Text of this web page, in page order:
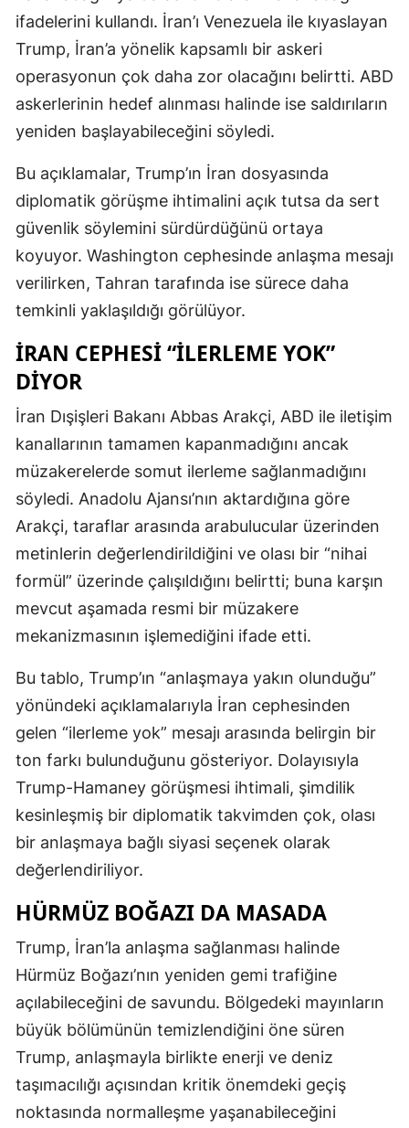
ifadelerini kullandı. İran’ı Venezuela ile kıyaslayan
Trump, İran’a yönelik kapsamlı bir askeri
operasyonun çok daha zor olacağını belirtti. ABD
askerlerinin hedef alınması halinde ise saldırıların
yeniden başlayabileceğini söyledi.
Bu açıklamalar, Trump’ın İran dosyasında
diplomatik görüşme ihtimalini açık tutsa da sert
güvenlik söylemini sürdürdüğünü ortaya
koyuyor. Washington cephesinde anlaşma mesajı
verilirken, Tahran tarafında ise sürece daha
temkinli yaklaşıldığı görülüyor.
İRAN CEPHESI “ILERLEME YOK”
DIYOR
İran Dışişleri Bakanı Abbas Arakçi, ABD ile iletişim
kanallarının tamamen kapanmadığını ancak
müzakerelerde somut ilerleme sağlanmadığını
söyledi. Anadolu Ajansı’nın aktardığına göre
Arakçi, taraflar arasında arabulucular üzerinden
metinlerin değerlendirildiğini ve olası bir “nihai
formül” üzerinde çalışıldığını belirtti; buna karşın
mevcut aşamada resmi bir müzakere
mekanizmasının işlemediğini ifade etti.
Bu tablo, Trump’ın “anlaşmaya yakın olunduğu”
yönündeki açıklamalarıyla İran cephesinden
gelen “ilerleme yok” mesajı arasında belirgin bir
ton farkı bulunduğunu gösteriyor. Dolayısıyla
Trump-Hamaney görüşmesi ihtimali, şimdilik
kesinleşmiş bir diplomatik takvimden çok, olası
bir anlaşmaya bağlı siyasi seçenek olarak
değerlendiriliyor.
HÜRMÜZ BOĞAZI DA MASADA
Trump, İran’la anlaşma sağlanması halinde
Hürmüz Boğazı’nın yeniden gemi trafiğine
açılabileceğini de savundu. Bölgedeki mayınların
büyük bölümünün temizlendiğini öne süren
Trump, anlaşmayla birlikte enerji ve deniz
taşımacılığı açısından kritik önemdeki geçiş
noktasında normalleşme yaşanabileceğini